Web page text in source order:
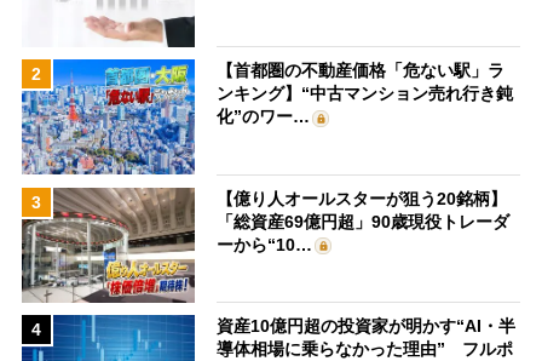
2
【首都圏の不動産価格「危ない駅」ラ
ンキング】“中古マンション売れ行き鈍
化”のワー…
3
【億り人オールスターが狙う20銘柄】
「総資産69億円超」90歳現役トレーダ
ーから“10…
4
資産10億円超の投資家が明かす“AI・半
導体相場に乗らなかった理由” フルポ